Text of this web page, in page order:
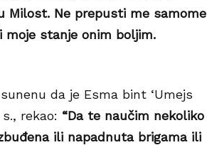
Milost. Ne prepusti me samome
moje stanje onim boljim.
da je Esma bint ‘Umejs
rekao: “Da te naučim nekoliko
ili napadnuta brigama ili